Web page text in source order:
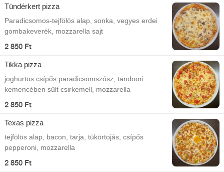
Tündérkert pizza
Paradicsomos-tejfölös alap, sonka, vegyes erdei
gombakeverék, mozzarella sajt
2 850 Ft
Tikka pizza
joghurtos csípős paradicsomszósz, tandoori
kemencében sült csirkemell, mozzarella
2 850 Ft
Texas pizza
tejfölös alap, bacon, tarja, tükörtojás, csípős
pepperoni, mozzarella
2 850 Ft